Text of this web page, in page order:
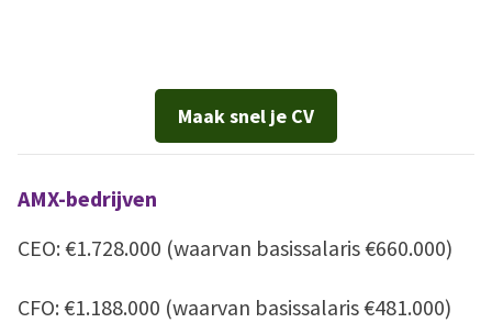
Maak snel je CV
AMX-bedrijven
CEO: €1.728.000 (waarvan basissalaris €660.000)
CFO: €1.188.000 (waarvan basissalaris €481.000)